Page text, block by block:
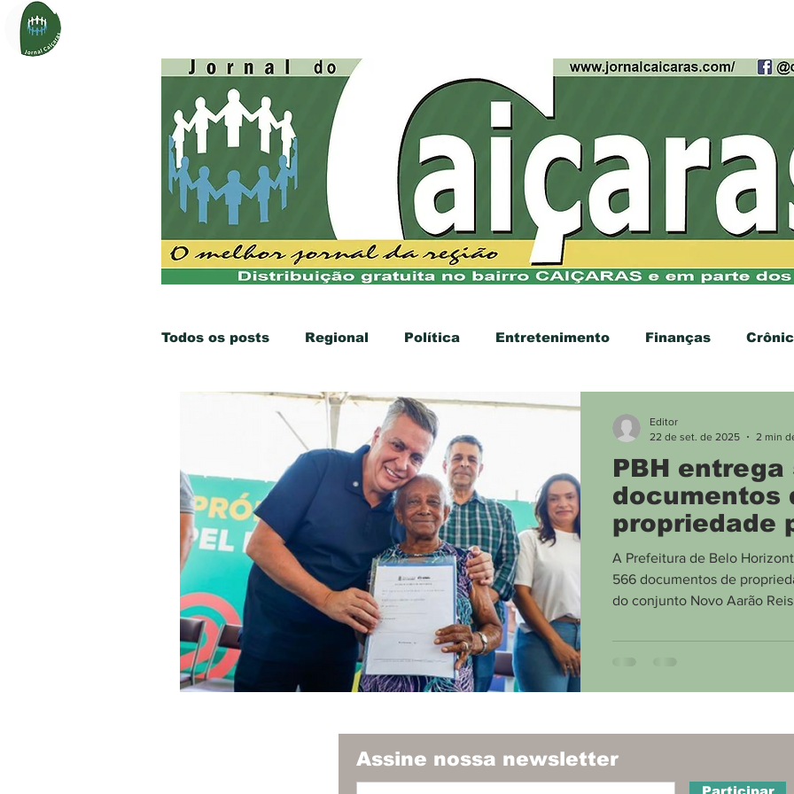
Todos os posts Regional Política Entretenimento Finanças
Educação Meio Ambiente Divulgação
Saúde e Bem Estar
PBH entrega
documentos
propriedade
moradores
Novo Aarão
A Prefeitura de Belo
566 documentos de
do conjunto Novo Aarão
Editor
22 de set. de 2025
2 min
Assine nossa newsletter
Participar